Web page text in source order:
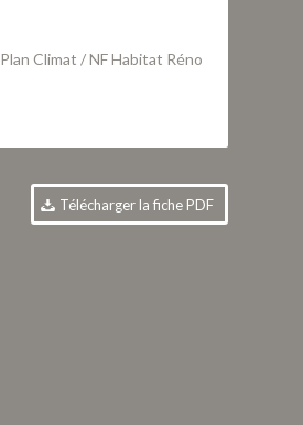
Plan Climat / NF Habitat Réno
Télécharger la fiche PDF